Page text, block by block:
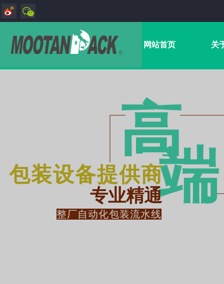
网站首页 关
包装设备提供商
高
专业精通端​
整厂自动化包装流水线